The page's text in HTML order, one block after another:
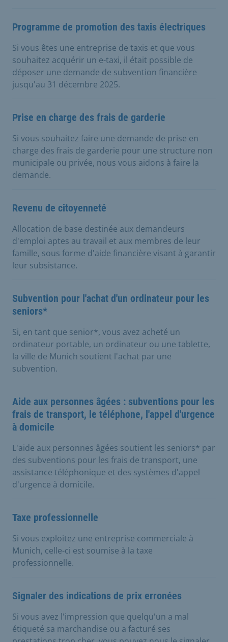
Programme de promotion des taxis électriques
Si vous êtes une entreprise de taxis et que vous
souhaitez acquérir un e-taxi, il était possible de
déposer une demande de subvention financière
jusqu'au 31 décembre 2025.
Prise en charge des frais de garderie
Si vous souhaitez faire une demande de prise en
charge des frais de garderie pour une structure non
municipale ou privée, nous vous aidons à faire la
demande.
Revenu de citoyenneté
Allocation de base destinée aux demandeurs
d'emploi aptes au travail et aux membres de leur
famille, sous forme d'aide financière visant à garantir
leur subsistance.
Subvention pour l'achat d'un ordinateur pour les
seniors*
Si, en tant que senior*, vous avez acheté un
ordinateur portable, un ordinateur ou une tablette,
la ville de Munich soutient l'achat par une
subvention.
Aide aux personnes âgées : subventions pour les
frais de transport, le téléphone, l'appel d'urgence
à domicile
L'aide aux personnes âgées soutient les seniors* par
des subventions pour les frais de transport, une
assistance téléphonique et des systèmes d'appel
d'urgence à domicile.
Taxe professionnelle
Si vous exploitez une entreprise commerciale à
Munich, celle-ci est soumise à la taxe
professionnelle.
Signaler des indications de prix erronées
Si vous avez l'impression que quelqu'un a mal
étiqueté sa marchandise ou a facturé ses